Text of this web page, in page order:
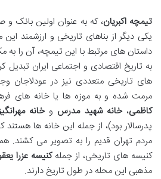
تیمچه اکبریان، که به عنوان اولین بانک و
یکی دیگر از بناهای تاریخی و ارزشمند
داستان های مرتبط با این تیمچه، آن را به
به تاریخ اقتصادی و اجتماعی ایران تبدیل
های تاریخی متعددی نیز در عودلاجان
مرمت شده و به موزه ها یا خانه های
کاظمی،خانه شهید مدرس وخانه
پدرسالار بود)، از جمله این خانه ها
مردم تهران قدیم را به تصویر می کشند.
کنیسه های تاریخی، از جملهکنیسه عزرا
مذهبی این محله در طول تاریخ دارند.